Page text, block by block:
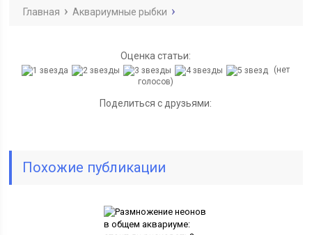
Главная Аквариумные рыбки
Оценка статьи:
(нет
голосов)
Поделиться с друзьями:
Похожие публикации